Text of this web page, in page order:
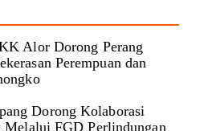
Alor Dorong Perang
Perempuan dan
Dorong Kolaborasi
FGD Perlindungan